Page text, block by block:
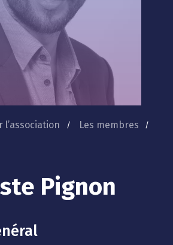
l’association
Les membres
Pignon